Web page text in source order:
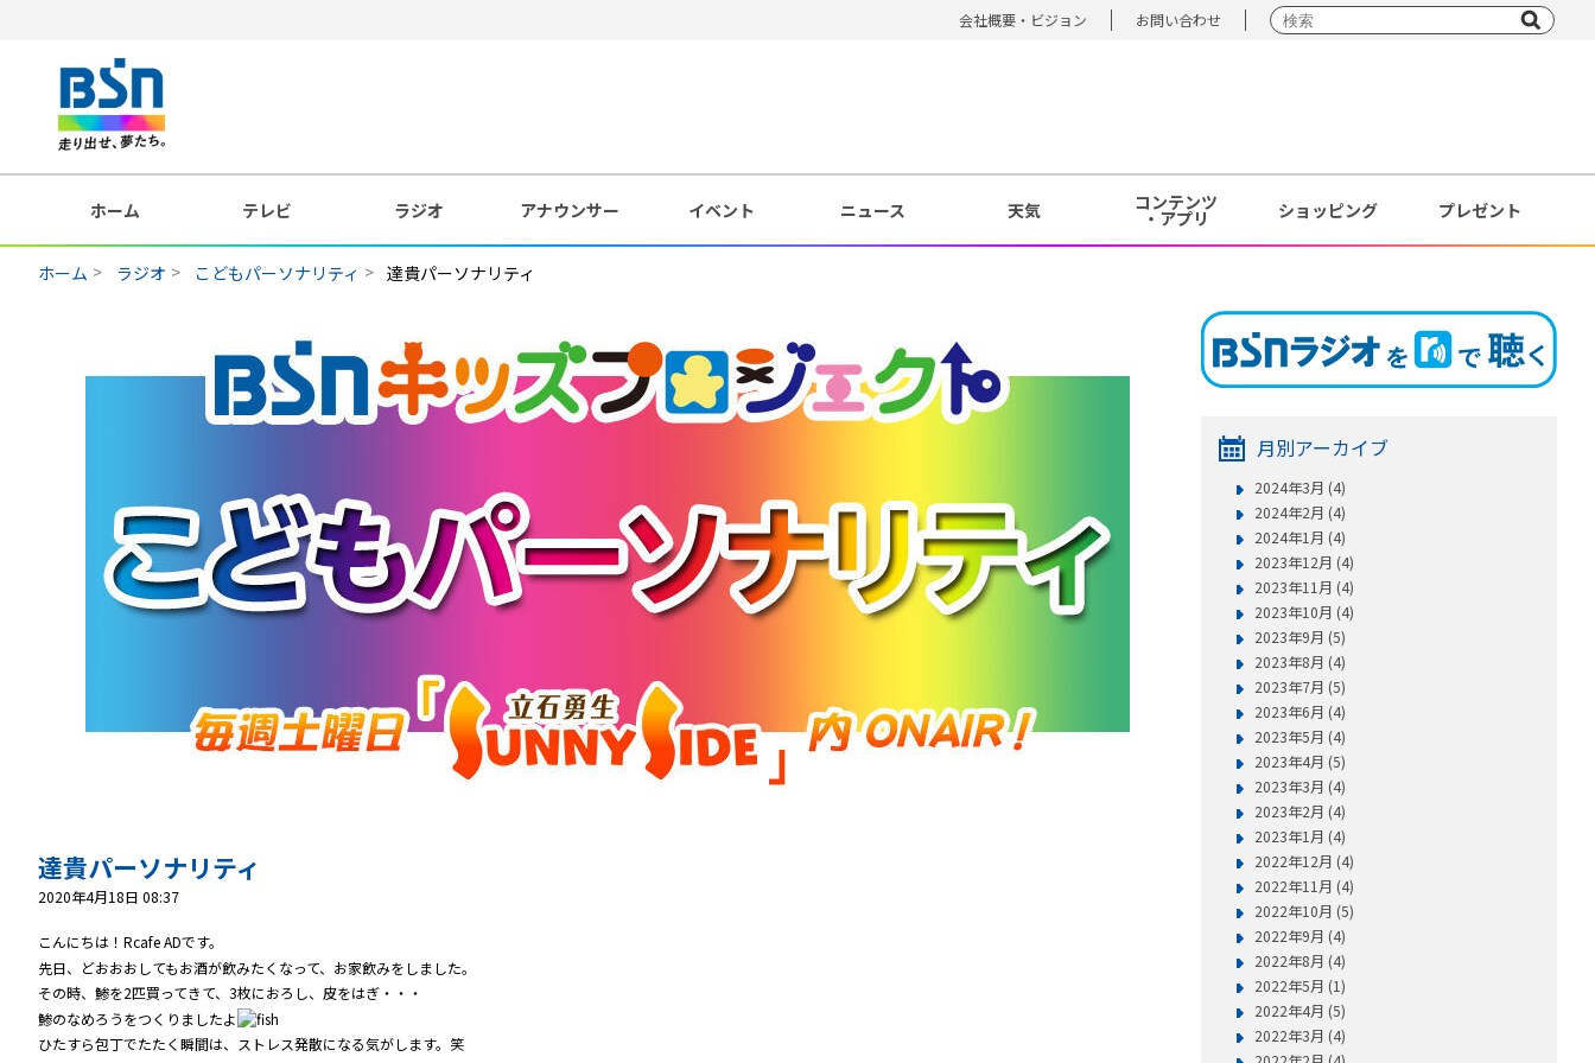
会社概要・ビジョン お問い合わせ
ホーム テレビ ラジオ アナウンサー イベント ニュース 天気 コンテンツ
・アプリ ショッピング プレゼント
ホーム ラジオ こどもパーソナリティ 達貴パーソナリティ
達貴パーソナリティ
2020年4月18日 08:37
こんにちは！Rcafe ADです。
先日、どおおおしてもお酒が飲みたくなって、お家飲みをしました。
その時、鯵を2匹買ってきて、3枚におろし、皮をはぎ・・・
鯵のなめろうをつくりましたよ
ひたすら包丁でたたく瞬間は、ストレス発散になる気がします。笑
月別アーカイブ
2024年3月 (4)
2024年2月 (4)
2024年1月 (4)
2023年12月 (4)
2023年11月 (4)
2023年10月 (4)
2023年9月 (5)
2023年8月 (4)
2023年7月 (5)
2023年6月 (4)
2023年5月 (4)
2023年4月 (5)
2023年3月 (4)
2023年2月 (4)
2023年1月 (4)
2022年12月 (4)
2022年11月 (4)
2022年10月 (5)
2022年9月 (4)
2022年8月 (4)
2022年5月 (1)
2022年4月 (5)
2022年3月 (4)